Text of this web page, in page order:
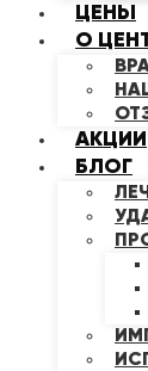
ЦЕНЫ
О
АКЦИИ
БЛОГ